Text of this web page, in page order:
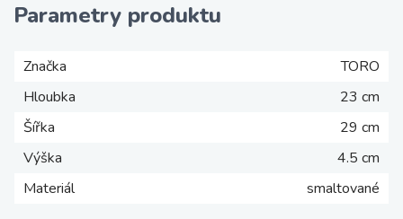
Parametry produktu
Značka
TORO
Hloubka
23 cm
Šířka
29 cm
Výška
4.5 cm
Materiál
smaltované